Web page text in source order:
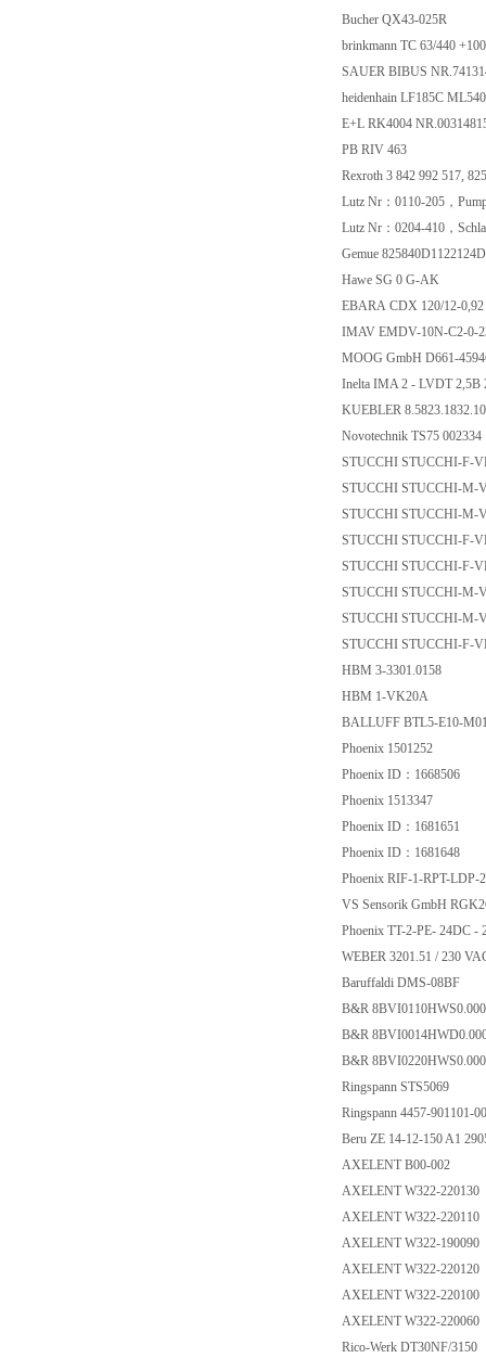
Bucher QX43-025R
brinkmann TC 63/
SAUER BIBUS
heidenhain LF185C
E+L RK4004
PB RIV 463
Rexroth 3 842 992
Lutz Nr：0110-205，
Lutz Nr：0204-410，
Gemue
Hawe SG 0 G-AK
EBARA CDX 120/
IMAV EMDV-10N-
MOOG GmbH
Inelta IMA 2 - LVDT
KUEBLER
Novotechnik TS75
STUCCHI STUCCHI-
STUCCHI STUCCHI-
STUCCHI
STUCCHI STUCCHI-
STUCCHI STUCCHI-
STUCCHI STUCCHI-
STUCCHI
STUCCHI STUCCHI-
HBM 3-3301.0158
HBM 1-VK20A
BALLUFF BTL5-
Phoenix 1501252
Phoenix ID：
Phoenix 1513347
Phoenix ID：
Phoenix ID：
Phoenix RIF-1-RPT-
VS Sensorik GmbH
Phoenix TT-2-PE-
WEBER 3201.51 /
Baruffaldi DMS-
B&R
B&R
B&R
Ringspann
Ringspann 4457-
Beru ZE 14-12-150
AXELENT B00-
AXELENT W322-
AXELENT W322-
AXELENT W322-
AXELENT W322-
AXELENT W322-
AXELENT W322-
Rico-Werk DT30NF/